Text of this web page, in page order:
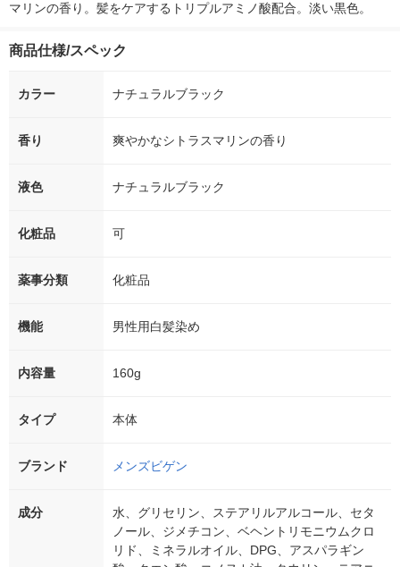
マリンの香り。髪をケアするトリプルアミノ酸配合。淡い黒色。
商品仕様/スペック
カラー ナチュラルブラック
香り 爽やかなシトラスマリンの香り
液色 ナチュラルブラック
化粧品 可
薬事分類 化粧品
機能 男性用白髪染め
内容量 160g
タイプ 本体
ブランド メンズビゲン
成分
水、グリセリン、ステアリルアルコール、セタ
ノール、ジメチコン、ベヘントリモニウムクロ
リド、ミネラルオイル、DPG、アスパラギン